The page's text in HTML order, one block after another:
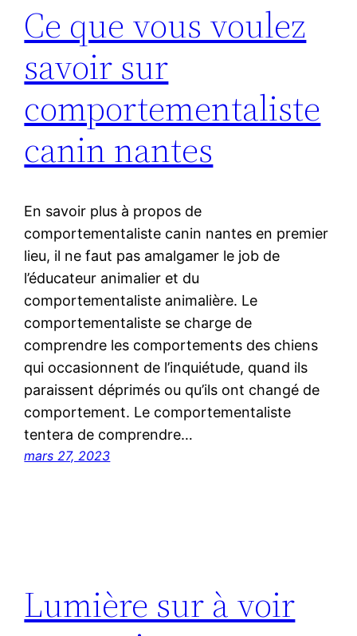
Ce que vous voulez
savoir sur
comportementaliste
canin nantes
En savoir plus à propos de
comportementaliste canin nantes en premier
lieu, il ne faut pas amalgamer le job de
l’éducateur animalier et du
comportementaliste animalière. Le
comportementaliste se charge de
comprendre les comportements des chiens
qui occasionnent de l’inquiétude, quand ils
paraissent déprimés ou qu’ils ont changé de
comportement. Le comportementaliste
tentera de comprendre…
mars 27, 2023
Lumière sur à voir